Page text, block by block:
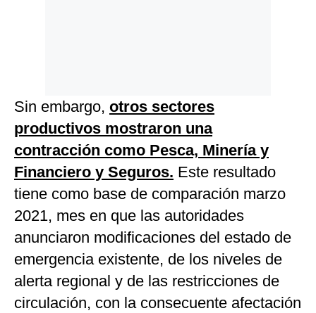
Sin embargo, otros sectores
productivos mostraron una
contracción como Pesca, Minería y
Financiero y Seguros. Este resultado
tiene como base de comparación marzo
2021, mes en que las autoridades
anunciaron modificaciones del estado de
emergencia existente, de los niveles de
alerta regional y de las restricciones de
circulación, con la consecuente afectación